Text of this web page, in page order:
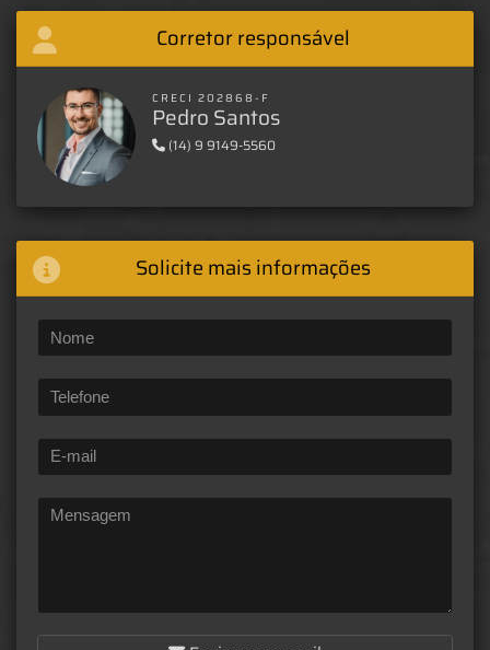
Corretor responsável
CRECI 202868-F
Pedro Santos
(14) 9 9149-5560
Solicite mais informações